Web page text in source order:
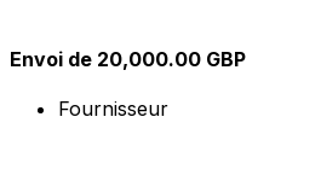
Envoi de 20,000.00 GBP
Fournisseur